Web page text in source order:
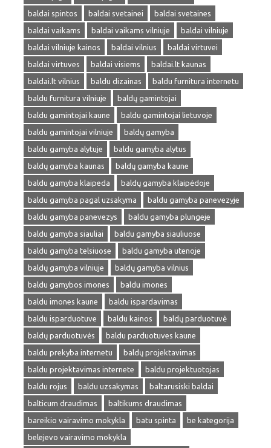
baldai spintos
baldai svetainei
baldai svetaines
baldai vaikams
baldai vaikams vilniuje
baldai vilniuje
baldai vilniuje kainos
baldai vilnius
baldai virtuvei
baldai virtuves
baldai visiems
baldai.lt kaunas
baldai.lt vilnius
baldu dizainas
baldu furnitura internetu
baldu furnitura vilniuje
baldų gamintojai
baldu gamintojai kaune
baldu gamintojai lietuvoje
baldu gamintojai vilniuje
baldų gamyba
baldu gamyba alytuje
baldu gamyba alytus
baldų gamyba kaunas
baldų gamyba kaune
baldu gamyba klaipeda
baldų gamyba klaipėdoje
baldu gamyba pagal uzsakyma
baldu gamyba panevezyje
baldu gamyba panevezys
baldu gamyba plungeje
baldu gamyba siauliai
baldu gamyba siauliuose
baldu gamyba telsiuose
baldu gamyba utenoje
baldų gamyba vilniuje
baldų gamyba vilnius
baldu gamybos imones
baldu imones
baldu imones kaune
baldu ispardavimas
baldu isparduotuve
baldu kainos
baldų parduotuvė
baldų parduotuvės
baldu parduotuves kaune
baldu prekyba internetu
baldų projektavimas
baldu projektavimas internete
baldu projektuotojas
baldu rojus
baldu uzsakymas
baltarusiski baldai
balticum draudimas
baltikums draudimas
bareikio vairavimo mokykla
batu spinta
be kategorija
belejevo vairavimo mokykla